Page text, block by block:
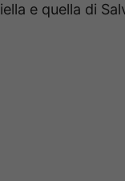
e quella di